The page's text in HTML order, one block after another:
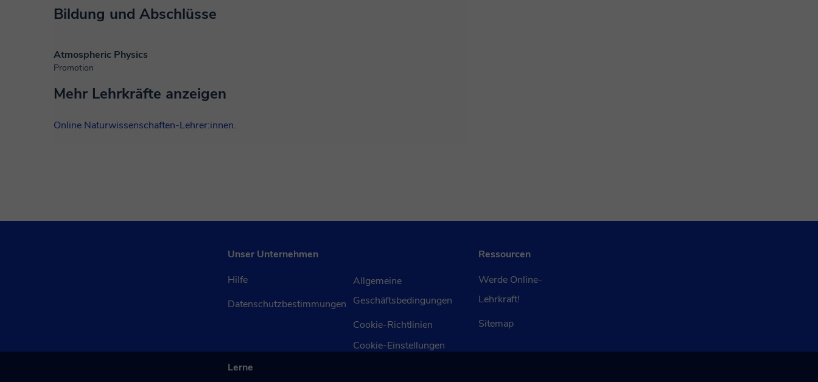
Bildung und Abschlüsse
Atmospheric Physics
Promotion
Mehr Lehrkräfte anzeigen
Online Naturwissenschaften-Lehrer:innen.
Unser Unternehmen
Hilfe
Datenschutzbestimmungen
Allgemeine
Geschäftsbedingungen
Cookie-Richtlinien
Cookie-Einstellungen
Ressourcen
Werde Online-
Lehrkraft!
Sitemap
Lerne